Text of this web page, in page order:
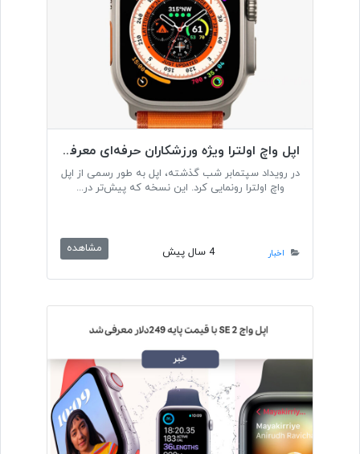
اپل واچ اولترا ویژه ورزشکاران حرفه‌ای معرفی شد
در رویداد سپتمابر شب گذشته، اپل به طور رسمی از اپل
واچ اولترا رونمایی کرد. این نسخه که پیش‌تر در...
اخبار 4 سال پیش مشاهده